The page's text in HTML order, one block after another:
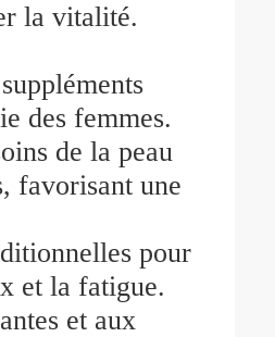
la vitalité.
des femmes.
de la peau
favorisant une
pour
et la fatigue.
et aux